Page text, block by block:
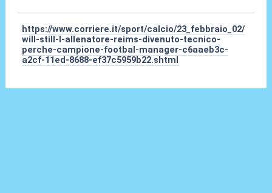
https://www.corriere.it/sport/calcio/23_febbraio_02/
will-still-l-allenatore-reims-divenuto-tecnico-
perche-campione-footbal-manager-c6aaeb3c-
a2cf-11ed-8688-ef37c5959b22.shtml